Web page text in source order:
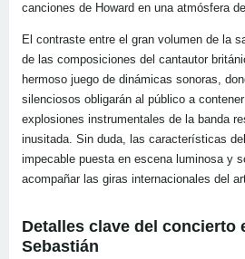
canciones de Howard en una atmósfera
El contraste entre el gran volumen de la
de las composiciones del cantautor
hermoso juego de dinámicas sonoras,
silenciosos obligarán al público a
explosiones instrumentales de la banda
inusitada. Sin duda, las características
impecable puesta en escena luminosa y
acompañar las giras internacionales del
Detalles clave del concierto
Sebastián